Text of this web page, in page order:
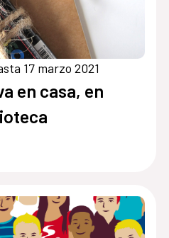
17 marzo 2021
en casa, en